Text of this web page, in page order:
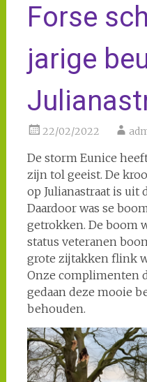
Forse
jarige
22/02/2022
De storm Eunice
zijn tol geeist. De
op Julianastraat is uit
Daardoor was se
getrokken. De boom
status veteranen
grote zijtakken flink
Onze complimenten
gedaan deze mooie
behouden.